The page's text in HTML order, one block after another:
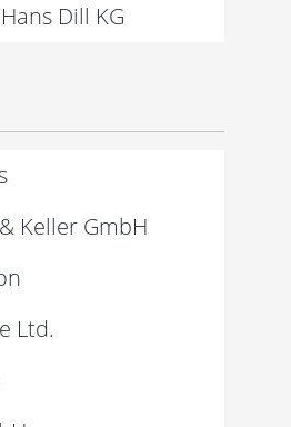
Dill KG
Keller GmbH
Ltd.